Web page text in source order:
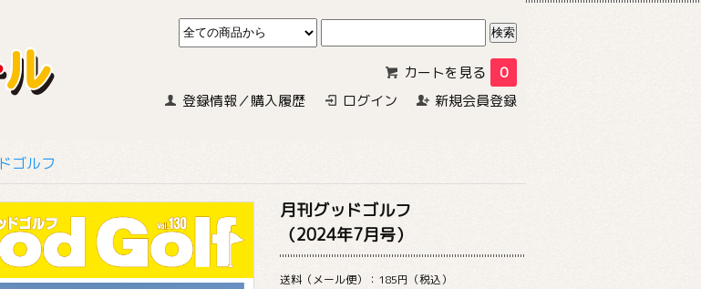
カートを見る
0
登録情報／購入履歴
ログイン 新規会員登録
ゴルフ
月刊グッドゴルフ
（2024年7月号）
送料（メール便）：185円（税込）